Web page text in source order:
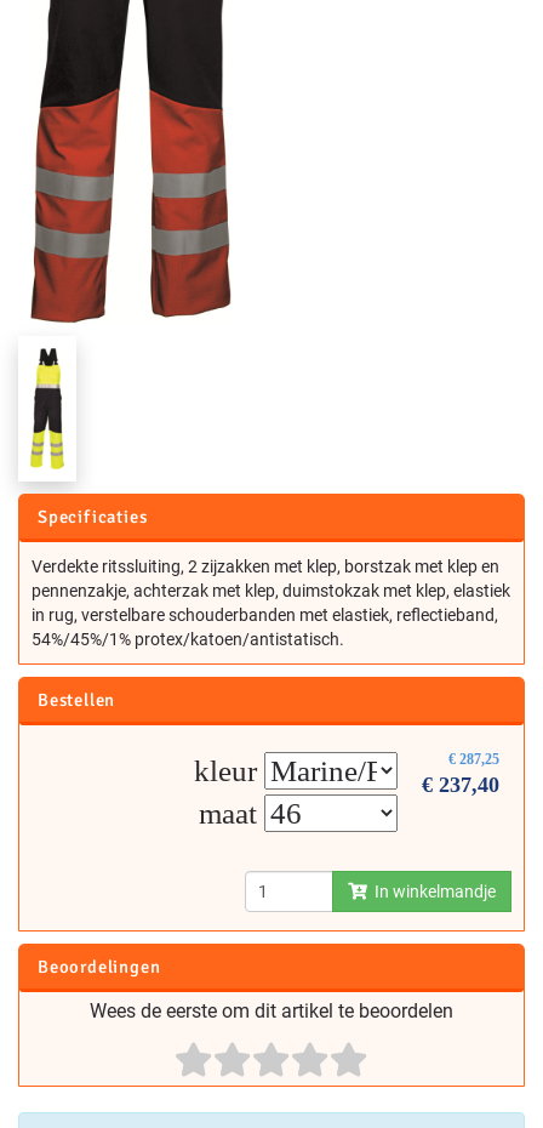
Specificaties
Verdekte ritssluiting, 2 zijzakken met klep, borstzak met klep en
pennenzakje, achterzak met klep, duimstokzak met klep, elastiek
in rug, verstelbare schouderbanden met elastiek, reflectieband,
54%/45%/1% protex/katoen/antistatisch.
Bestellen
€ 287,25
€ 237,40
kleur
maat
In winkelmandje
Beoordelingen
Wees de eerste om dit artikel te beoordelen